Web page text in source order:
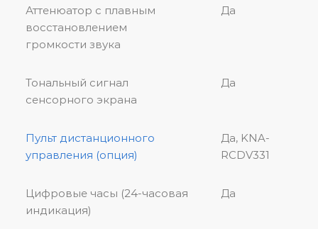
Аттенюатор с плавным
восстановлением
громкости звука
Да
Тональный сигнал
сенсорного экрана
Да
Пульт дистанционного
управления (опция)
Да, KNA-
RCDV331
Цифровые часы (24-часовая
индикация)
Да